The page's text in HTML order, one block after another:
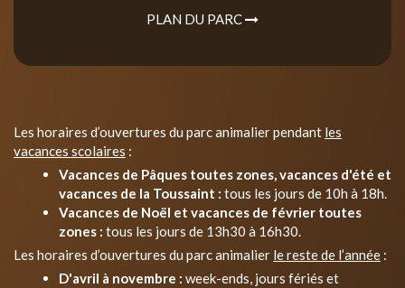
PLAN DU PARC
Les horaires d’ouvertures du parc animalier pendant les
vacances scolaires :
Vacances de Pâques toutes zones, vacances d'été et
vacances de la Toussaint : tous les jours de 10h à 18h.
Vacances de Noël et vacances de février toutes
zones : tous les jours de 13h30 à 16h30.
Les horaires d’ouvertures du parc animalier le reste de l’année :
D'avril à novembre : week-ends, jours fériés et